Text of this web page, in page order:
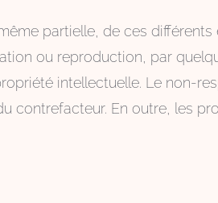
partielle, de ces différents
ou reproduction, par
intellectuelle. Le non-
contrefacteur. En outre, les